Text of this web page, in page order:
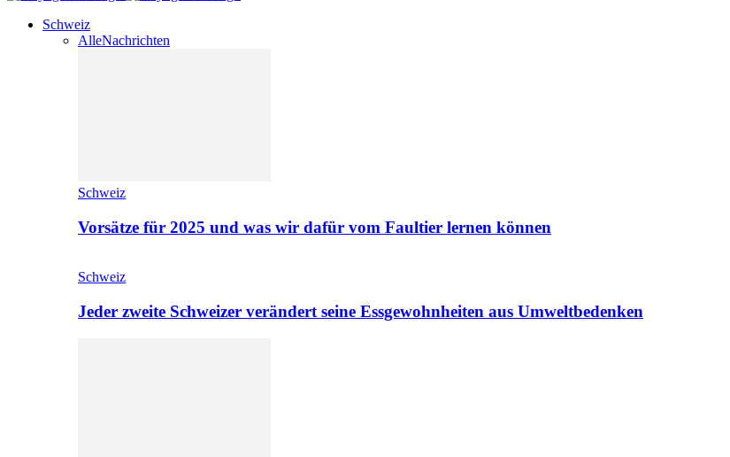
Schweiz
AlleNachrichten
Schweiz
Vorsätze für 2025 und was wir dafür vom Faultier lernen können
Schweiz
Jeder zweite Schweizer verändert seine Essgewohnheiten aus Umweltbedenken